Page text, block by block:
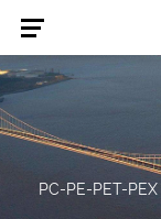
PC-PE-PET-PEX